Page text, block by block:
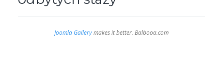
Joomla Gallerymakes it better. Balbooa.com